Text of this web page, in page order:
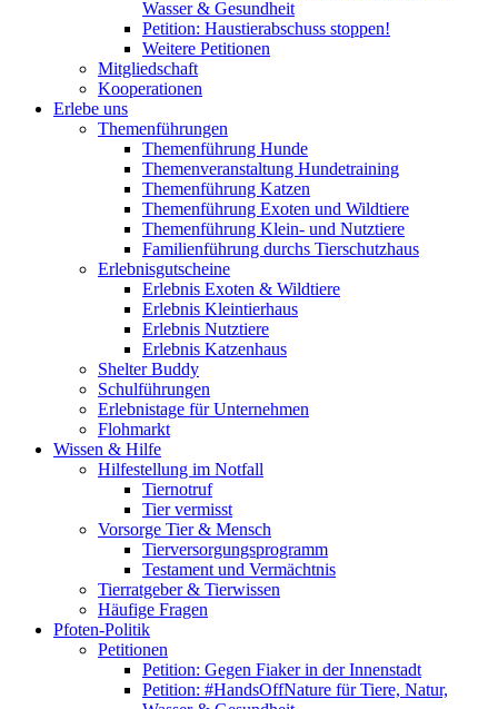
Wasser & Gesundheit
Petition: Haustierabschuss stoppen!
Weitere Petitionen
Mitgliedschaft
Kooperationen
Erlebe uns
Themenführungen
Themenführung Hunde
Themenveranstaltung Hundetraining
Themenführung Katzen
Themenführung Exoten und Wildtiere
Themenführung Klein- und Nutztiere
Familienführung durchs Tierschutzhaus
Erlebnisgutscheine
Erlebnis Exoten & Wildtiere
Erlebnis Kleintierhaus
Erlebnis Nutztiere
Erlebnis Katzenhaus
Shelter Buddy
Schulführungen
Erlebnistage für Unternehmen
Flohmarkt
Wissen & Hilfe
Hilfestellung im Notfall
Tiernotruf
Tier vermisst
Vorsorge Tier & Mensch
Tierversorgungsprogramm
Testament und Vermächtnis
Tierratgeber & Tierwissen
Häufige Fragen
Pfoten-Politik
Petitionen
Petition: Gegen Fiaker in der Innenstadt
Petition: #HandsOffNature für Tiere, Natur,